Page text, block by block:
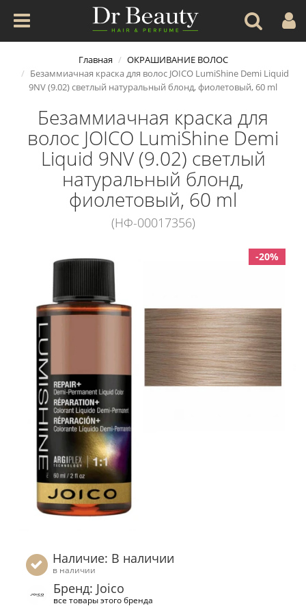
Главная
ОКРАШИВАНИЕ ВОЛОС
Безаммиачная краска для волос JOICO LumiShine Demi Liquid
9NV (9.02) светлый натуральный блонд, фиолетовый, 60 ml
Безаммиачная краска для
волос JOICO LumiShine Demi
Liquid 9NV (9.02) светлый
натуральный блонд,
фиолетовый, 60 ml
(НФ-00017356)
-20%
Наличие: В наличии
в наличии
Бренд: Joico
все товары этого бренда